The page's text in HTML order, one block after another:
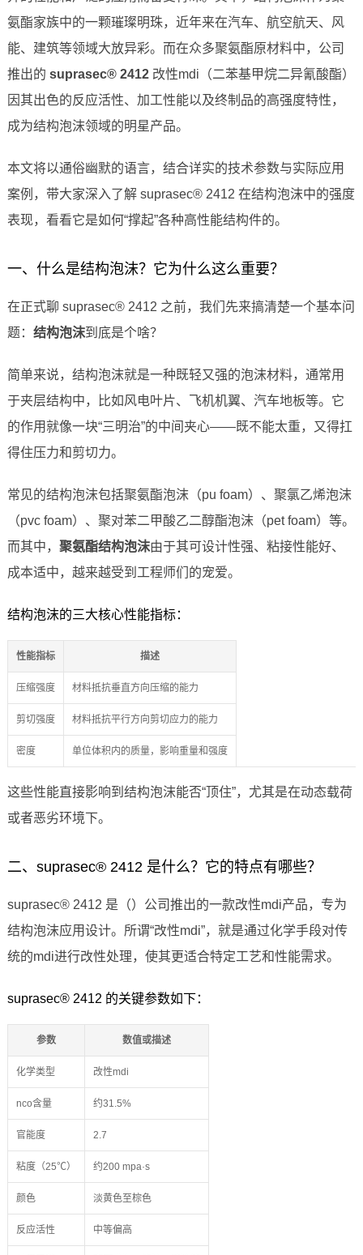
氨酯家族中的一颗璀璨明珠，近年来在汽车、航空航天、风
能、建筑等领域大放异彩。而在众多聚氨酯原材料中，公司
推出的 suprasec® 2412改性mdi（二苯基甲烷二异氰酸酯）
因其出色的反应活性、加工性能以及终制品的高强度特性，
成为结构泡沫领域的明星产品。
本文将以通俗幽默的语言，结合详实的技术参数与实际应用
案例，带大家深入了解 suprasec® 2412 在结构泡沫中的强度
表现，看看它是如何“撑起”各种高性能结构件的。
一、什么是结构泡沫？它为什么这么重要？
在正式聊 suprasec® 2412 之前，我们先来搞清楚一个基本问
题： 结构泡沫到底是个啥？
简单来说，结构泡沫就是一种既轻又强的泡沫材料，通常用
于夹层结构中，比如风电叶片、飞机机翼、汽车地板等。它
的作用就像一块“三明治”的中间夹心——既不能太重，又得扛
得住压力和剪切力。
常见的结构泡沫包括聚氨酯泡沫（pu foam）、聚氯乙烯泡沫
（pvc foam）、聚对苯二甲酸乙二醇酯泡沫（pet foam）等。
而其中， 聚氨酯结构泡沫由于其可设计性强、粘接性能好、
成本适中，越来越受到工程师们的宠爱。
结构泡沫的三大核心性能指标：
性能指标 描述
压缩强度 材料抵抗垂直方向压缩的能力
剪切强度 材料抵抗平行方向剪切应力的能力
密度 单位体积内的质量，影响重量和强度
这些性能直接影响到结构泡沫能否“顶住”，尤其是在动态载荷
或者恶劣环境下。
二、suprasec® 2412 是什么？它的特点有哪些？
suprasec® 2412 是（）公司推出的一款改性mdi产品，专为
结构泡沫应用设计。所谓“改性mdi”，就是通过化学手段对传
统的mdi进行改性处理，使其更适合特定工艺和性能需求。
suprasec® 2412 的关键参数如下：
参数 数值或描述
化学类型 改性mdi
nco含量 约31.5%
官能度 2.7
粘度（25℃） 约200 mpa·s
颜色 淡黄色至棕色
反应活性 中等偏高